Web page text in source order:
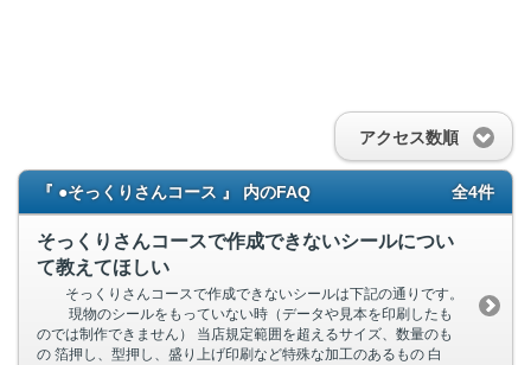
アクセス数順
『 ●そっくりさんコース 』 内のFAQ 全4件
そっくりさんコースで作成できないシールについ
て教えてほしい
そっくりさんコースで作成できないシールは下記の通りです。
現物のシールをもっていない時（データや見本を印刷したも
のでは制作できません） 当店規定範囲を超えるサイズ、数量のも
の 箔押し、型押し、盛り上げ印刷など特殊な加工のあるもの 白